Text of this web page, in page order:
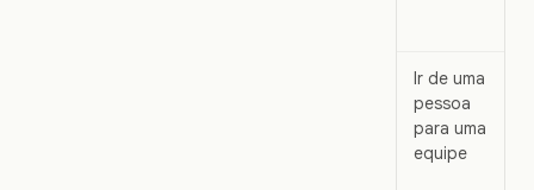
Ir de uma
pessoa
para uma
equipe